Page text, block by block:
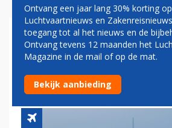
IATA: 2023 WAS
VEILIGSTE JAAR
Ontvang een jaar lang 30% korting
Luchtvaartnieuws en
toegang tot al het nieuws en de
Ontvang tevens 12 maanden het
Magazine in de mail of op de mat.
Bekijk aanbieding